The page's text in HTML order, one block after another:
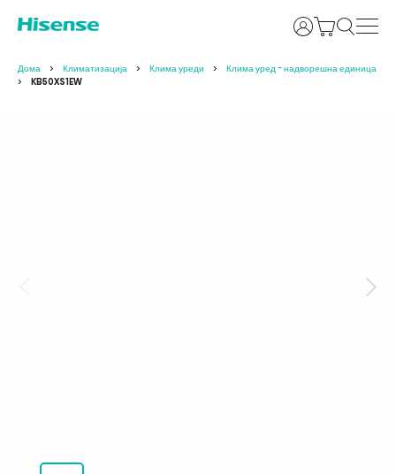
Најави се
Дома Климатизација Клима уреди
Клима уред - надворешна единица
KB50XS1EW